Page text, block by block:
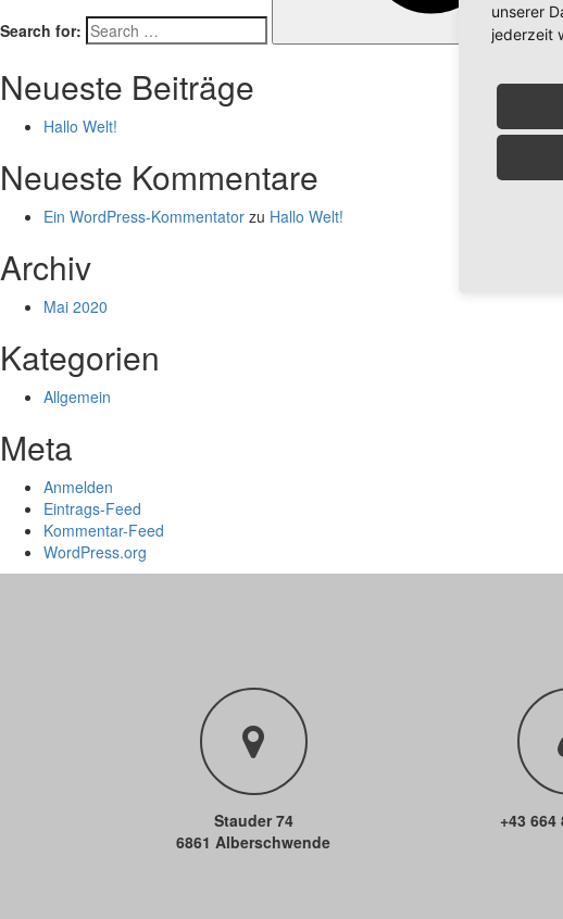
Search for:
Neueste Beiträge
Hallo Welt!
Neueste Kommentare
Ein WordPress-Kommentator zu Hallo Welt!
Archiv
Mai 2020
Kategorien
Allgemein
Meta
Anmelden
Eintrags-Feed
Kommentar-Feed
WordPress.org
Stauder 74
6861 Alberschwende
+43 664
unserer
jederzeit